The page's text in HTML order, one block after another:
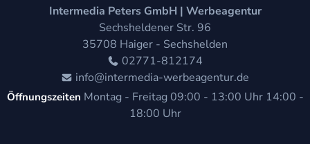
Intermedia Peters GmbH | Werbeagentur
Sechsheldener Str. 96
35708 Haiger - Sechshelden
02771-812174
info@intermedia-werbeagentur.de
Öffnungszeiten Montag - Freitag 09:00 - 13:00 Uhr 14:00 -
18:00 Uhr